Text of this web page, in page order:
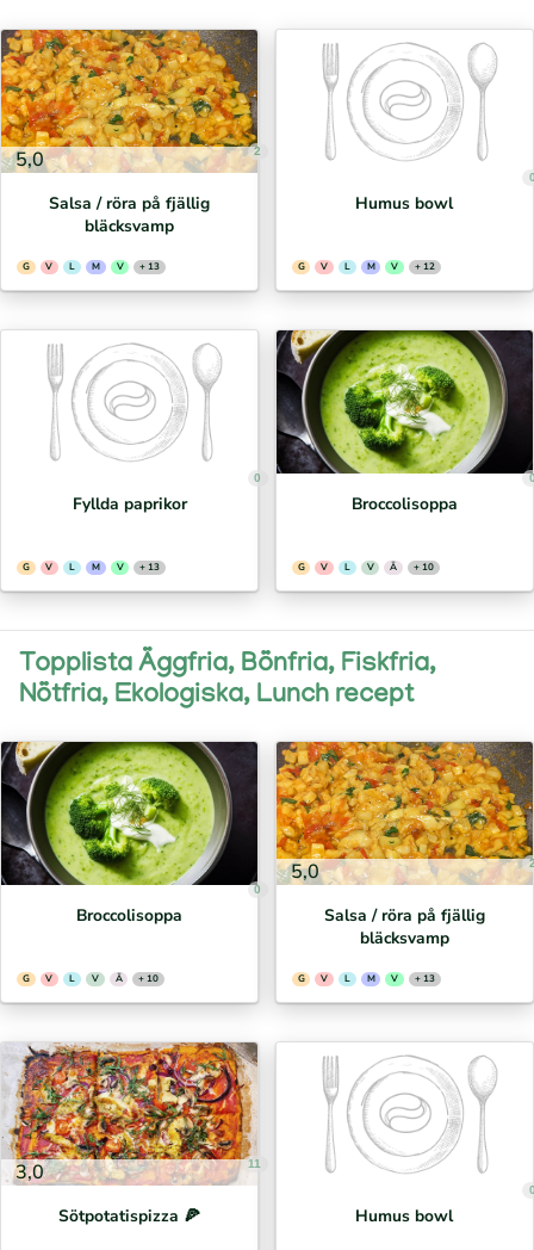
5,0 2
Salsa / röra på fjällig
bläcksvamp
G V L M V + 13
Humus bowl
G V L M V + 12
0
Fyllda paprikor
G V L M V + 13
Broccolisoppa
G V L V Ä + 10
Topplista Äggfria, Bönfria, Fiskfria,
Nötfria, Ekologiska, Lunch recept
0
Broccolisoppa
G V L V Ä + 10
5,0
Salsa / röra på fjällig
bläcksvamp
G V L M V + 13
3,0 11
Sötpotatispizza 🍕⁣ Humus bowl